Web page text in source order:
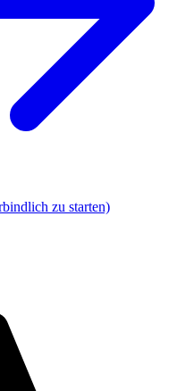
zu starten)